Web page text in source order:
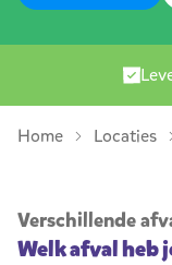
Home Locaties
Verschillende
Welk afval heb